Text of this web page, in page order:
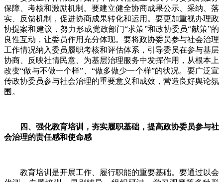
保障、考核和激励机制。要建立健全协商成果公示、采纳、落
实、反馈机制，促进协商成果转化和运用。要更加重视办理政
协提案和建议，努力形成党政部门“求策”和政协委员“献策”的
良性互动，让委员作用充分体现。要将政协委员参与社会治理
工作情况纳入委员履职考核和评估体系，引导委员在参与基层
协商、反映社情民意、为基层治理服务中发挥作用，从根本上
改变“做与不做一个样”、“做多做少一个样”的状况。要广泛宣
传政协委员参与社会治理的重要意义和成效，营造良好舆论氛
围。
四、强化教育培训，夯实履职基础，提高政协委员参与社
会治理的责任感和使命感
教育培训是开展工作、履行职能的重要基础。要通过以会